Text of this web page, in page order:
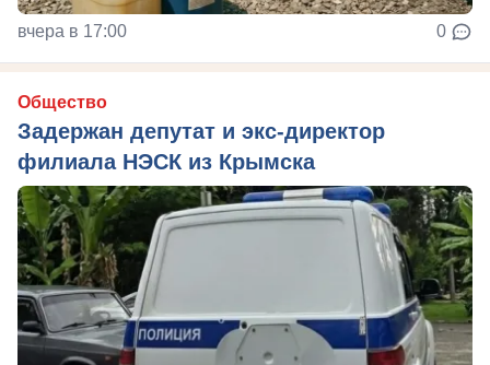
вчера в 17:00 0
Общество
Задержан депутат и экс-директор
филиала НЭСК из Крымска